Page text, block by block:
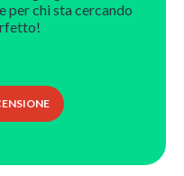
per chi sta cercando